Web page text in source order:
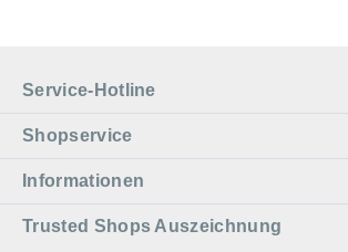
Service-Hotline
Shopservice
Informationen
Trusted Shops Auszeichnung